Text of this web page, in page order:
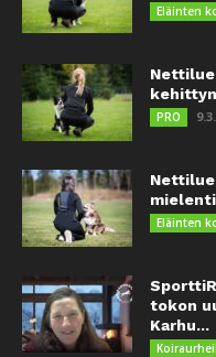
Eläinten
PRO
Eläinten
tokon
Karhu...